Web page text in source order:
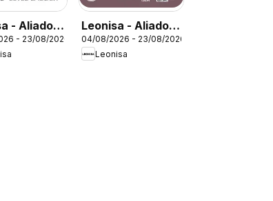
- Aliados
II- 23/08/2026
Leonisa - Aliados
Leonisa
04/08/2026 - 23/08/2026
Leonisa